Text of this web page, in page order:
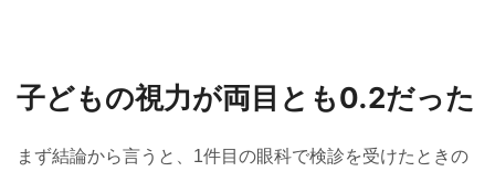
子どもの視力が両目とも0.2だった
まず結論から言うと、1件目の眼科で検診を受けたときの